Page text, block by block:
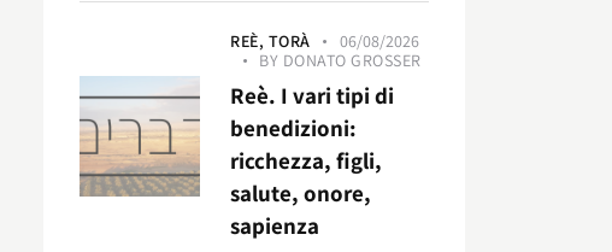
REÈ, TORÀ
06/08/2026
BY DONATO GROSSER
Reè. I vari tipi di
benedizioni:
ricchezza, figli,
salute, onore,
sapienza